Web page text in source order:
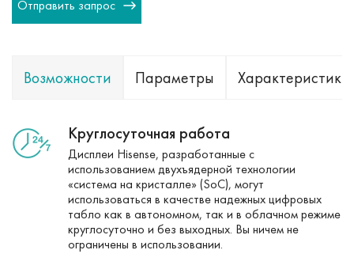
Отправить запрос
Возможности Параметры Характеристики
Круглосуточная работа
Дисплеи Hisense, разработанные с
использованием двухъядерной технологии
«система на кристалле» (SoC), могут
использоваться в качестве надежных цифровых
табло как в автономном, так и в облачном режиме
круглосуточно и без выходных. Вы ничем не
ограничены в использовании.